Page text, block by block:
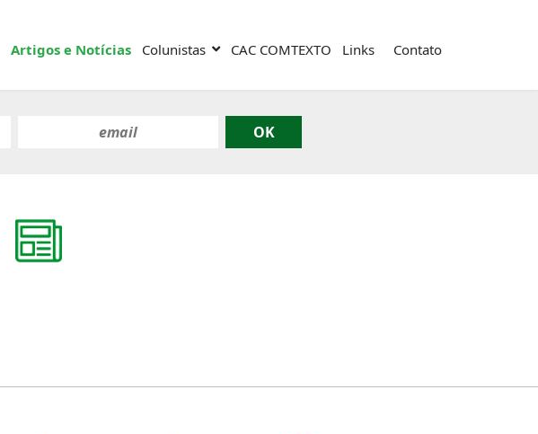
Artigos e Notícias Colunistas CAC COMTEXTO Links Contato